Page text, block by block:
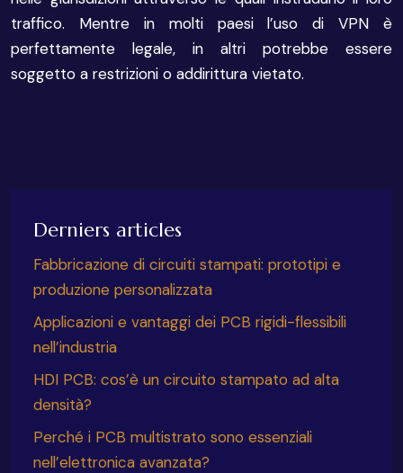
traffico. Mentre in molti paesi l’uso di VPN è
perfettamente legale, in altri potrebbe essere
soggetto a restrizioni o addirittura vietato.
Derniers articles
Fabbricazione di circuiti stampati: prototipi e
produzione personalizzata
Applicazioni e vantaggi dei PCB rigidi-flessibili
nell’industria
HDI PCB: cos’è un circuito stampato ad alta
densità?
Perché i PCB multistrato sono essenziali
nell’elettronica avanzata?